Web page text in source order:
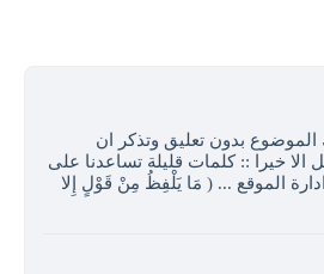
الموضوع بدون تعليق وتذكر ان
الا خيرا :: كلمات قليلة تساعدنا على
الموقع ... ( مَا يَلْفِظُ مِنْ قَوْلٍ إِلا